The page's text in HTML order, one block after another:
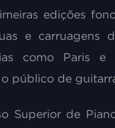
edições
e carruagens
como Paris e
público de
Superior de